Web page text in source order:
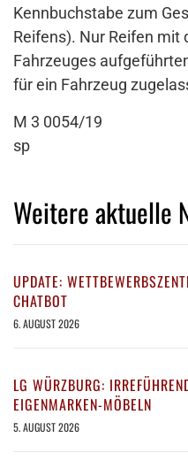
Kennbuchstabe zum
Reifens). Nur Reifen mit
Fahrzeuges
für ein Fahrzeug
M 3 0054/19
sp
Weitere aktuelle
UPDATE:
CHATBOT
6. AUGUST 2026
LG WÜRZBURG:
EIGENMARKEN-MÖBELN
5. AUGUST 2026